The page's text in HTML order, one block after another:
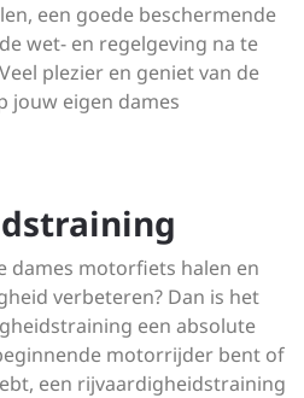
een goede beschermende
wet- en regelgeving na te
plezier en geniet van de
jouw eigen dames
dames motorfiets halen en
verbeteren? Dan is het
een absolute
motorrijder bent of
een rijvaardigheidstraining